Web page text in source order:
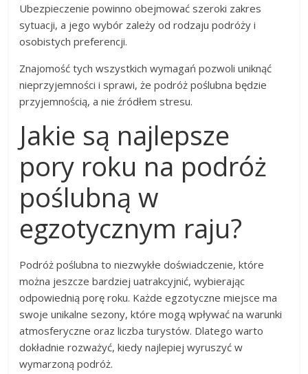
Ubezpieczenie powinno obejmować szeroki zakres
sytuacji, a jego wybór zależy od rodzaju podróży i
osobistych preferencji.
Znajomość tych wszystkich wymagań pozwoli uniknąć
nieprzyjemności i sprawi, że podróż poślubna będzie
przyjemnością, a nie źródłem stresu.
Jakie są najlepsze
pory roku na podróż
poślubną w
egzotycznym raju?
Podróż poślubna to niezwykłe doświadczenie, które
można jeszcze bardziej uatrakcyjnić, wybierając
odpowiednią porę roku. Każde egzotyczne miejsce ma
swoje unikalne sezony, które mogą wpływać na warunki
atmosferyczne oraz liczba turystów. Dlatego warto
dokładnie rozważyć, kiedy najlepiej wyruszyć w
wymarzoną podróż.